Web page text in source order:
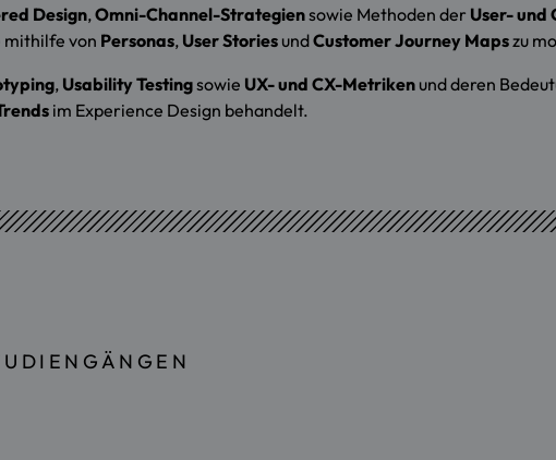
Design, Omni-Channel-Strategiensowie Methoden der User- und
mithilfe von Personas, User Stories undCustomer Journey Mapszu
, Usability Testingsowie UX- und CX-Metriken und deren
im Experience Design behandelt.